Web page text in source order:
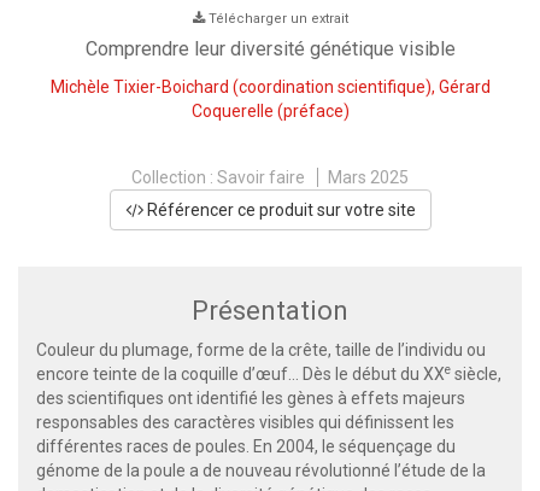
Télécharger un extrait
Comprendre leur diversité génétique visible
Michèle Tixier-Boichard (coordination scientifique), Gérard
Coquerelle (préface)
Collection : Savoir faire
Mars 2025
Référencer ce produit sur votre site
Présentation
Couleur du plumage, forme de la crête, taille de l’individu ou
encore teinte de la coquille d’œuf… Dès le début du XXe siècle,
des scientifiques ont identifié les gènes à effets majeurs
responsables des caractères visibles qui définissent les
différentes races de poules. En 2004, le séquençage du
génome de la poule a de nouveau révolutionné l’étude de la